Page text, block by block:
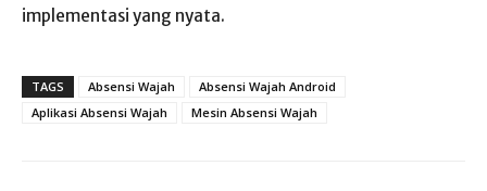
implementasi yang nyata.
TAGS Absensi Wajah
Absensi Wajah Android
Aplikasi Absensi Wajah
Mesin Absensi Wajah